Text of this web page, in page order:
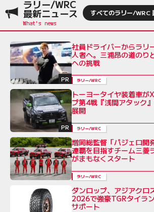
ラリー/WRC
最新ニュース すべてのラリー/WRC
PR
社員ドライバーからラリ
人者へ。三浦昂の道のり
への挑戦
ラリー/WRC
PR
トーヨータイヤ装着車が
プ第4戦『浅間アタック
展開
ラリー/WRC
増岡総監督「パジェロ開
連覇を目指すチーム三菱
がまもなくスタート
ラリー/WRC
ダンロップ、アジアクロ
2026で強豪TGRタイラ
サポート